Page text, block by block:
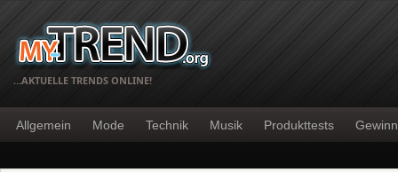
…AKTUELLE TRENDS ONLINE!
Allgemein Mode Technik Musik Produkttests